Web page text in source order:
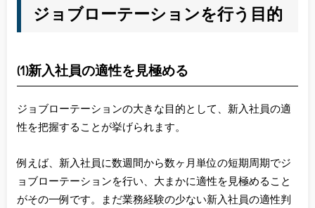
ジョブローテーションを行う目的
(1)新入社員の適性を見極める
ジョブローテーションの大きな目的として、新入社員の適
性を把握することが挙げられます。
例えば、新入社員に数週間から数ヶ月単位の短期周期でジ
ョブローテーションを行い、大まかに適性を見極めること
がその一例です。まだ業務経験の少ない新入社員の適性判